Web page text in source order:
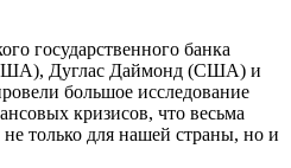
государственного банка
Дуглас Даймонд (США) и
большое исследование
кризисов, что весьма
только для нашей страны, но и